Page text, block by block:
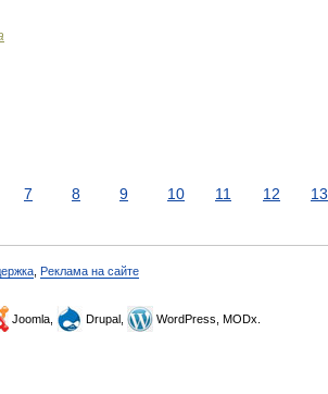
7 8 9 10 11 12 13
Реклама на сайте
Joomla, Drupal, WordPress, MODx.